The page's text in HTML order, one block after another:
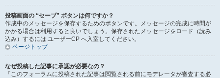
投稿画面の “セーブ” ボタンは何ですか？
作成中のメッセージを保存するためのボタンです。メッセージの完成に時間が
かかる場合は利用すると良いでしょう。保存されたメッセージをロード（読み
込み）するには ユーザーCP へ入室してください。
ページトップ
なぜ投稿した記事に承認が必要なの？
「このフォーラムに投稿された記事は閲覧される前にモデレータが審査する必